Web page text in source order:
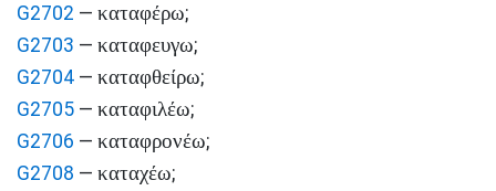
G2702 — καταφέρω;
G2703 — καταφευγω;
G2704 — καταφθείρω;
G2705 — καταφιλέω;
G2706 — καταφρονέω;
G2708 — καταχέω;